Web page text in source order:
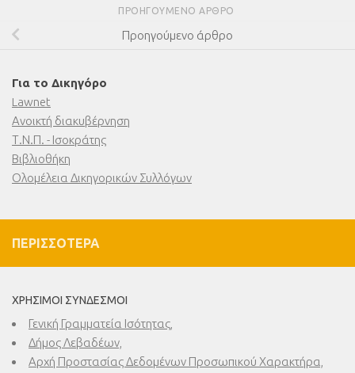
ΠΡΟΗΓΟΎΜΕΝΟ ΆΡΘΡΟ
Προηγούμενο άρθρο
Για το Δικηγόρο
Lawnet
Ανοικτή διακυβέρνηση
Τ.Ν.Π. - Ισοκράτης
Βιβλιοθήκη
Ολομέλεια Δικηγορικών Συλλόγων
ΠΕΡΙΣΣΌΤΕΡΑ
ΧΡΉΣΙΜΟΙ ΣΎΝΔΕΣΜΟΙ
Γενική Γραμματεία Ισότητας,
Δήμος Λεβαδέων,
Αρχή Προστασίας Δεδομένων Προσωπικού Χαρακτήρα,